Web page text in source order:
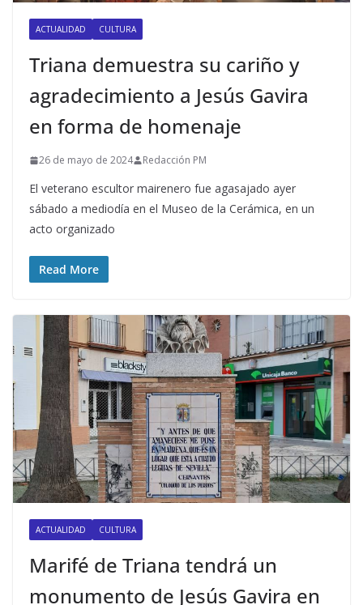
ACTUALIDAD CULTURA
Triana demuestra su cariño y
agradecimiento a Jesús Gavira
en forma de homenaje
26 de mayo de 2024 Redacción PM
El veterano escultor mairenero fue agasajado ayer
sábado a mediodía en el Museo de la Cerámica, en un
acto organizado
Read More
ACTUALIDAD CULTURA
Marifé de Triana tendrá un
monumento de Jesús Gavira en